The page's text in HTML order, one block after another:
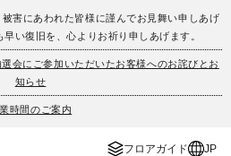
害にあわれた皆様に謹んでお見舞い申しあげ
い復旧を、心よりお祈り申しあげます。
会にご参加いただいたお客様へのお詫びとお
知らせ
時間のご案内
フロアガイド JP